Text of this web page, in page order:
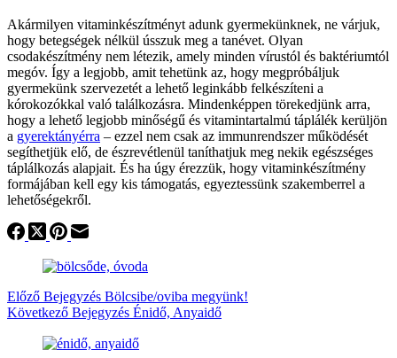
Akármilyen vitaminkészítményt adunk gyermekünknek, ne várjuk,
hogy betegségek nélkül ússzuk meg a tanévet. Olyan
csodakészítmény nem létezik, amely minden vírustól és baktériumtól
megóv. Így a legjobb, amit tehetünk az, hogy megpróbáljuk
gyermekünk szervezetét a lehető leginkább felkészíteni a
kórokozókkal való találkozásra. Mindenképpen törekedjünk arra,
hogy a lehető legjobb minőségű és vitamintartalmú táplálék kerüljön
a gyerektányérra – ezzel nem csak az immunrendszer működését
segíthetjük elő, de észrevétlenül taníthatjuk meg nekik egészséges
táplálkozás alapjait. És ha úgy érezzük, hogy vitaminkészítmény
formájában kell egy kis támogatás, egyeztessünk szakemberrel a
lehetőségekről.
Előző Bejegyzés Bölcsibe/oviba megyünk!
Következő Bejegyzés Énidő, Anyaidő